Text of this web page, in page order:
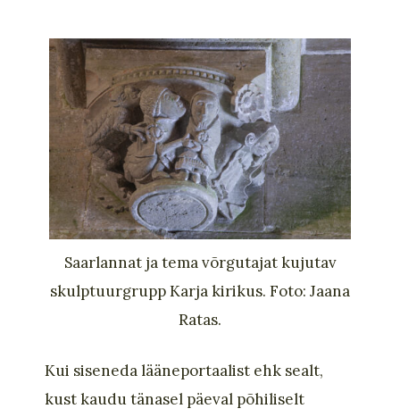
Saarlannat ja tema võrgutajat kujutav
skulptuurgrupp Karja kirikus. Foto: Jaana
Ratas.
Kui siseneda lääneportaalist ehk sealt,
kust kaudu tänasel päeval põhiliselt